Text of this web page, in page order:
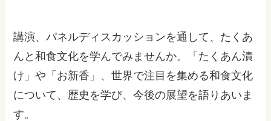
講演、パネルディスカッションを通して、たくあ
んと和食文化を学んでみませんか。「たくあん漬
け」や「お新香」、世界で注目を集める和食文化
について、歴史を学び、今後の展望を語りあいま
す。